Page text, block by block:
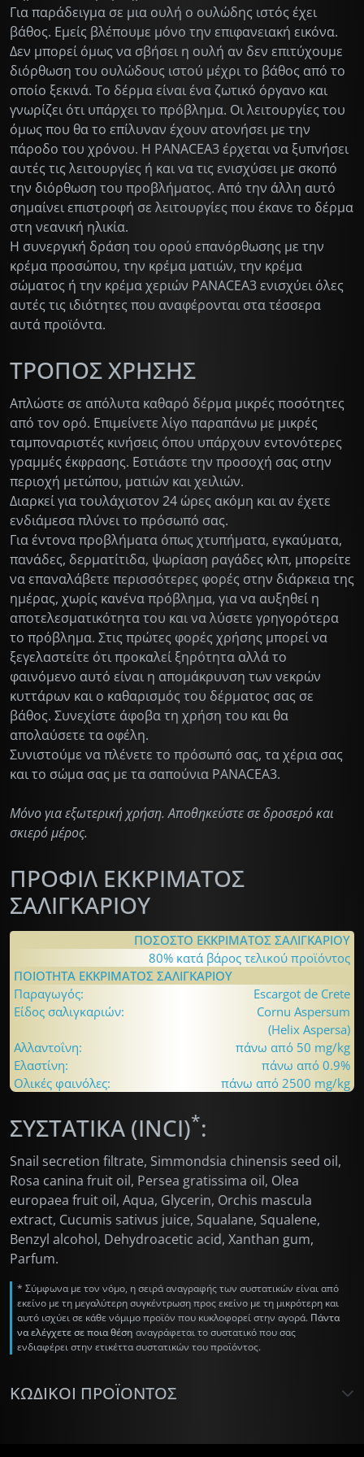
Για παράδειγμα σε μια ουλή ο ουλώδης ιστός έχει
βάθος. Εμείς βλέπουμε μόνο την επιφανειακή εικόνα.
Δεν μπορεί όμως να σβήσει η ουλή αν δεν επιτύχουμε
διόρθωση του ουλώδους ιστού μέχρι το βάθος από το
οποίο ξεκινά. Το δέρμα είναι ένα ζωτικό όργανο και
γνωρίζει ότι υπάρχει το πρόβλημα. Οι λειτουργίες του
όμως που θα το επίλυναν έχουν ατονήσει με την
πάροδο του χρόνου. Η PANACEA3 έρχεται να ξυπνήσει
αυτές τις λειτουργίες ή και να τις ενισχύσει με σκοπό
την διόρθωση του προβλήματος. Από την άλλη αυτό
σημαίνει επιστροφή σε λειτουργίες που έκανε το δέρμα
στη νεανική ηλικία.
Η συνεργική δράση του ορού επανόρθωσης με την
κρέμα προσώπου, την κρέμα ματιών, την κρέμα
σώματος ή την κρέμα χεριών PANACEA3 ενισχύει όλες
αυτές τις ιδιότητες που αναφέρονται στα τέσσερα
αυτά προϊόντα.
ΤΡΟΠΟΣ ΧΡΗΣΗΣ
Απλώστε σε απόλυτα καθαρό δέρμα μικρές ποσότητες
από τον ορό. Επιμείνετε λίγο παραπάνω με μικρές
ταμποναριστές κινήσεις όπου υπάρχουν εντονότερες
γραμμές έκφρασης. Εστιάστε την προσοχή σας στην
περιοχή μετώπου, ματιών και χειλιών.
Διαρκεί για τουλάχιστον 24 ώρες ακόμη και αν έχετε
ενδιάμεσα πλύνει το πρόσωπό σας.
Για έντονα προβλήματα όπως χτυπήματα, εγκαύματα,
πανάδες, δερματίτιδα, ψωρίαση ραγάδες κλπ, μπορείτε
να επαναλάβετε περισσότερες φορές στην διάρκεια της
ημέρας, χωρίς κανένα πρόβλημα, για να αυξηθεί η
αποτελεσματικότητα του και να λύσετε γρηγορότερα
το πρόβλημα. Στις πρώτες φορές χρήσης μπορεί να
ξεγελαστείτε ότι προκαλεί ξηρότητα αλλά το
φαινόμενο αυτό είναι η απομάκρυνση των νεκρών
κυττάρων και ο καθαρισμός του δέρματος σας σε
βάθος. Συνεχίστε άφοβα τη χρήση του και θα
απολαύσετε τα οφέλη.
Συνιστούμε να πλένετε το πρόσωπό σας, τα χέρια σας
και το σώμα σας με τα σαπούνια PANACEA3.
Μόνο για εξωτερική χρήση. Αποθηκεύστε σε δροσερό και
σκιερό μέρος.
ΠΡΟΦΙΛ ΕΚΚΡΙΜΑΤΟΣ
ΣΑΛΙΓΚΑΡΙΟΥ
ΠΟΣΟΣΤΟ ΕΚΚΡΙΜΑΤΟΣ ΣΑΛΙΓΚΑΡΙΟΥ
80% κατά βάρος τελικού προϊόντος
ΠΟΙΟΤΗΤΑ ΕΚΚΡΙΜΑΤΟΣ ΣΑΛΙΓΚΑΡΙΟΥ
Παραγωγός:
Escargot de Crete
Είδος σαλιγκαριών:
Cornu Aspersum
(Helix Aspersa)
Αλλαντοΐνη:
πάνω από 50 mg/kg
Ελαστίνη:
πάνω από 0.9%
Ολικές φαινόλες:
πάνω από 2500 mg/kg
ΣΥΣΤΑΤΙΚΑ (INCI)*:
Snail secretion filtrate, Simmondsia chinensis seed oil,
Rosa canina fruit oil, Persea gratissima oil, Olea
europaea fruit oil, Aqua, Glycerin, Orchis mascula
extract, Cucumis sativus juice, Squalane, Squalene,
Benzyl alcohol, Dehydroacetic acid, Xanthan gum,
Parfum.
* Σύμφωνα με τον νόμο, η σειρά αναγραφής των συστατικών είναι από
εκείνο με τη μεγαλύτερη συγκέντρωση προς εκείνο με τη μικρότερη και
αυτό ισχύει σε κάθε νόμιμο προϊόν που κυκλοφορεί στην αγορά. Πάντα
να ελέγχετε σε ποια θέση αναγράφεται το συστατικό που σας
ενδιαφέρει στην ετικέττα συστατικών του προϊόντος.
ΚΩΔΙΚΟΊ ΠΡΟΪΌΝΤΟΣ